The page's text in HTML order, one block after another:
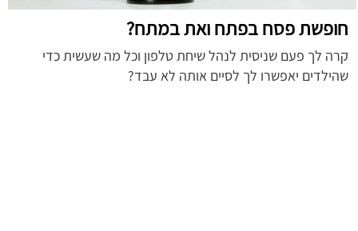
חופשת פסח בפתח ואת במתח?
קרה לך פעם שניסית לנהל שיחת טלפון וכל מה שעשית כדי
שהילדים יאפשרו לך לסיים אותה לא עבד?